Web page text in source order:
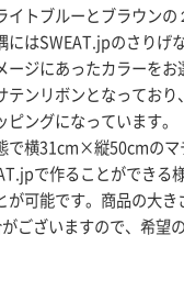
イトブルーとブラウンの
にはSWEAT.jpのさりげ
ージにあったカラーをお
テンリボンとなっており
ピングになっています。
で横31cm×縦50cmのマ
で作ることができる
が可能です。商品の大き
ございますので、希望